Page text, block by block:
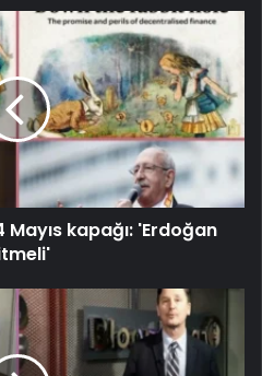
kapağı: 'Erdoğan